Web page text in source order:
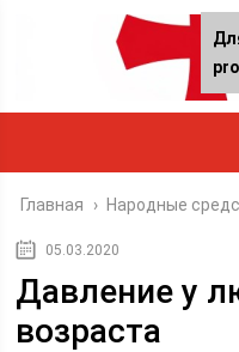
Главная › Народные
05.03.2020
Давление у
возраста